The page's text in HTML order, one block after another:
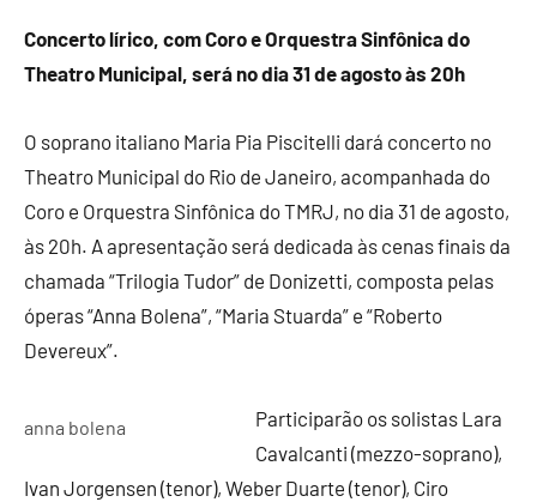
Concerto lírico, com Coro e Orquestra Sinfônica do
Theatro Municipal, será no dia 31 de agosto às 20h
O soprano italiano Maria Pia Piscitelli dará concerto no
Theatro Municipal do Rio de Janeiro, acompanhada do
Coro e Orquestra Sinfônica do TMRJ, no dia 31 de agosto,
às 20h. A apresentação será dedicada às cenas finais da
chamada “Trilogia Tudor” de Donizetti, composta pelas
óperas “Anna Bolena”, “Maria Stuarda” e “Roberto
Devereux”.
anna bolena
Participarão os solistas Lara
Cavalcanti (mezzo-soprano),
Ivan Jorgensen (tenor), Weber Duarte (tenor), Ciro